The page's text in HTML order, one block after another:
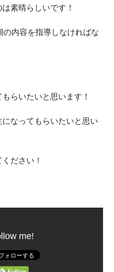
素晴らしいです！
内容を指導しなければな
らいたいと思います！
なってもらいたいと思い
ださい！
me!